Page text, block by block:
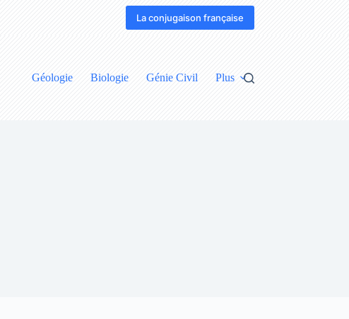
La conjugaison française
Géologie Biologie Génie Civil Plus